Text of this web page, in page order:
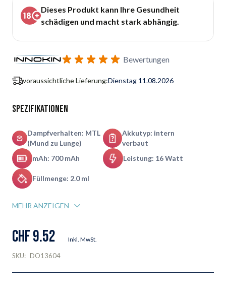
Dieses Produkt kann Ihre Gesundheit
schädigen und macht stark abhängig.
Bewertungen
voraussichtliche Lieferung:Dienstag 11.08.2026
Spezifikationen
Dampfverhalten: MTL
(Mund zu Lunge)
Akkutyp: intern
verbaut
mAh: 700 mAh
Leistung: 16 Watt
Füllmenge: 2.0 ml
MEHR ANZEIGEN
CHF 9.52 Inkl. MwSt.
SKU: DO13604